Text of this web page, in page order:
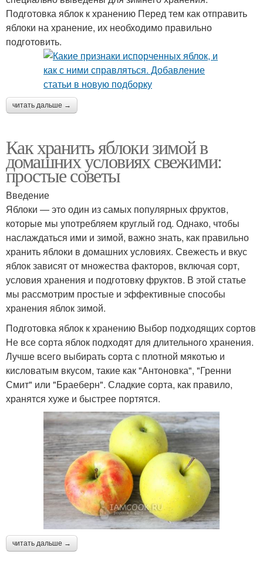
Подготовка яблок к хранению Перед тем как отправить
яблоки на хранение, их необходимо правильно
подготовить.
читать дальше →
Как хранить яблоки зимой в
домашних условиях свежими:
простые советы
Введение
Яблоки — это один из самых популярных фруктов,
которые мы употребляем круглый год. Однако, чтобы
наслаждаться ими и зимой, важно знать, как правильно
хранить яблоки в домашних условиях. Свежесть и вкус
яблок зависят от множества факторов, включая сорт,
условия хранения и подготовку фруктов. В этой статье
мы рассмотрим простые и эффективные способы
хранения яблок зимой.
Подготовка яблок к хранению Выбор подходящих сортов
Не все сорта яблок подходят для длительного хранения.
Лучше всего выбирать сорта с плотной мякотью и
кисловатым вкусом, такие как "Антоновка", "Гренни
Смит" или "Браеберн". Сладкие сорта, как правило,
хранятся хуже и быстрее портятся.
читать дальше →